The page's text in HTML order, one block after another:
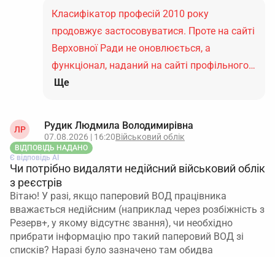
Класифікатор професій 2010 року
продовжує застосовуватися. Проте на сайті
Верховної Ради не оновлюється, а
функціонал, наданий на сайті профільного…
Ще
ЛР Рудик Людмила Володимирівна
07.08.2026 | 16:20Військовий облік
ВІДПОВІДЬ НАДАНО
Є відповідь АІ
Чи потрібно видаляти недійсний військовий облік
з реєстрів
Вітаю! У разі, якщо паперовий ВОД працівника
вважається недійсним (наприклад через розбіжність з
Резерв+, у якому відсутнє звання), чи необхідно
прибрати інформацію про такий паперовий ВОД зі
списків? Наразі було зазначено там обидва